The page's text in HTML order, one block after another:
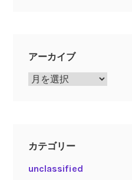
アーカイブ
ア
カテゴリー
unclassified